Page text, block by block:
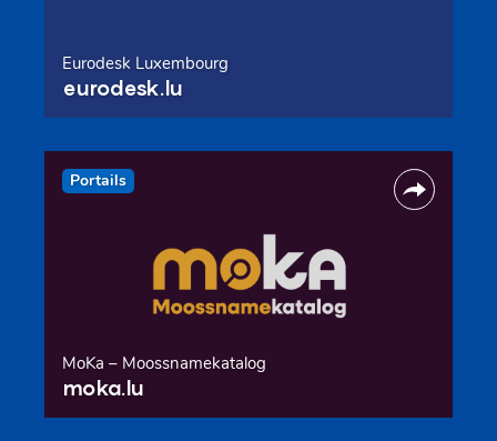
Eurodesk Luxembourg
eurodesk.lu
Portails
MoKa – Moossnamekatalog
moka.lu